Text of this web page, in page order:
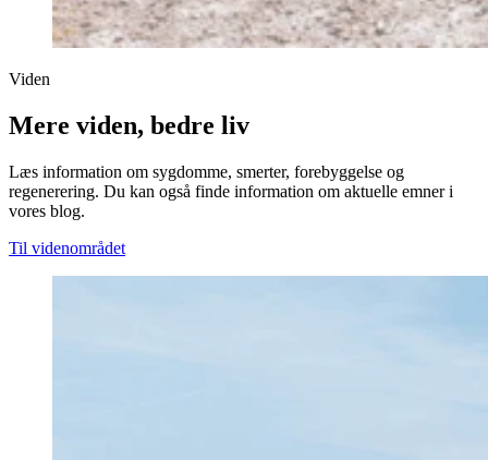
Viden
Mere viden, bedre liv
Læs information om sygdomme, smerter, forebyggelse og
regenerering. Du kan også finde information om aktuelle emner i
vores blog.
Til videnområdet